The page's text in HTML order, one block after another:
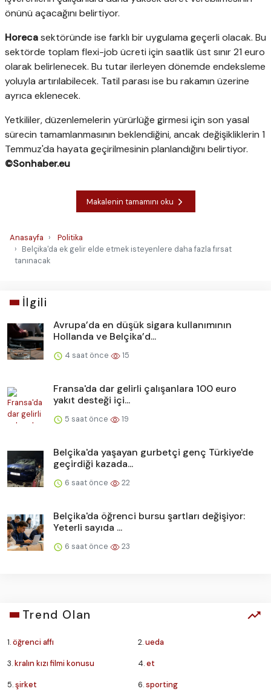
önünü açacağını belirtiyor.
Horecasektöründe ise farklı bir uygulama geçerli olacak. Bu
sektörde toplam flexi-job ücreti için saatlik üst sınır 21 euro
olarak belirlenecek. Bu tutar ilerleyen dönemde endeksleme
yoluyla artırılabilecek. Tatil parası ise bu rakamın üzerine
ayrıca eklenecek.
Yetkililer, düzenlemelerin yürürlüğe girmesi için son yasal
sürecin tamamlanmasının beklendiğini, ancak değişikliklerin 1
Temmuz'da hayata geçirilmesinin planlandığını belirtiyor.
©Sonhaber.eu
Makalenin tamamını oku
Anasayfa
Politika
Belçika'da ek gelir elde etmek isteyenlere daha fazla fırsat
tanınacak
İlgili
Avrupa’da en düşük sigara kullanımının
Hollanda ve Belçika’d...
4 saat önce 15
Fransa'da dar gelirli çalışanlara 100 euro
yakıt desteği içi...
5 saat önce 19
Belçika'da yaşayan gurbetçi genç Türkiye'de
geçirdiği kazada...
6 saat önce 22
Belçika'da öğrenci bursu şartları değişiyor:
Yeterli sayıda ...
6 saat önce 23
Trend Olan
1.öğrenci affı 2.ueda
3.kralın kızı filmi konusu 4.et
5.şirket 6.sporting